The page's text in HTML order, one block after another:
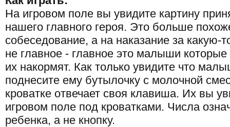
На игровом поле вы увидите картину
нашего главного героя. Это больше
собеседование, а на наказание за какую-
не главное - главное это малыши которые
их накормят. Как только увидите что
поднесите ему бутылочку с молочной
кроватке отвечает своя клавиша. Их вы
игровом поле под кроватками. Числа
ребенка, а не кнопку.